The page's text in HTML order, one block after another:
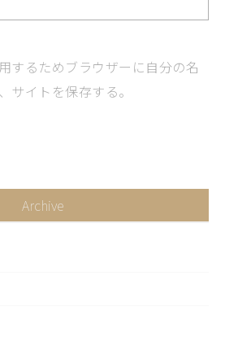
するためブラウザーに自分の名
サイトを保存する。
Archive